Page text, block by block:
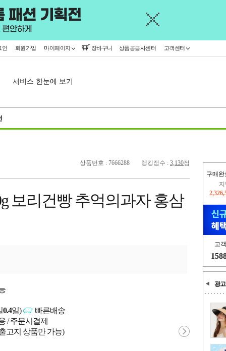
인 회원가입 마이페이지 장바구니 상품공급사센터 고객센터
서비스 한눈에 보기
구매완
고
광고
상품번호 : 7666288 랭킹점수 : 3,130점
보리건빵 추억의과자 홍삼
0.4일)
빠른배송
/ 주문시결제
고지 상품만 가능)